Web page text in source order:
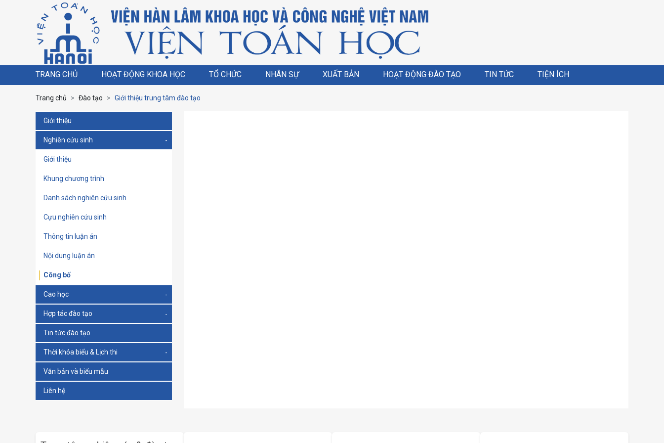
TRANG CHỦ HOẠT ĐỘNG KHOA HỌC TỔ CHỨC NHÂN SỰ XUẤT BẢN HOẠT ĐỘNG ĐÀO TẠO TIN TỨC TIỆN ÍCH
Trang chủ Đào tạo Giới thiệu trung tâm đào tạo
Giới thiệu
Nghiên cứu sinh
Giới thiệu
Khung chương trình
Danh sách nghiên cứu sinh
Cựu nghiên cứu sinh
Thông tin luận án
Nội dung luận án
Công bố
Cao học
Hợp tác đào tạo
Tin tức đào tạo
Thời khóa biểu & Lịch thi
Văn bản và biểu mẫu
Liên hệ